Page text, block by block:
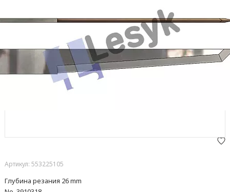
Артикул: 553225105
Глубина резания 26 mm